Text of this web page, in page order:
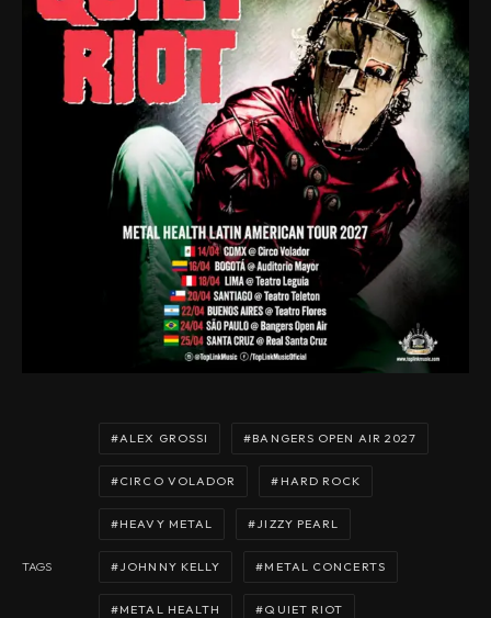
TAGS
ALEX GROSSI BANGERS OPEN AIR 2027
CIRCO VOLADOR HARD ROCK
HEAVY METAL JIZZY PEARL
JOHNNY KELLY METAL CONCERTS
METAL HEALTH QUIET RIOT